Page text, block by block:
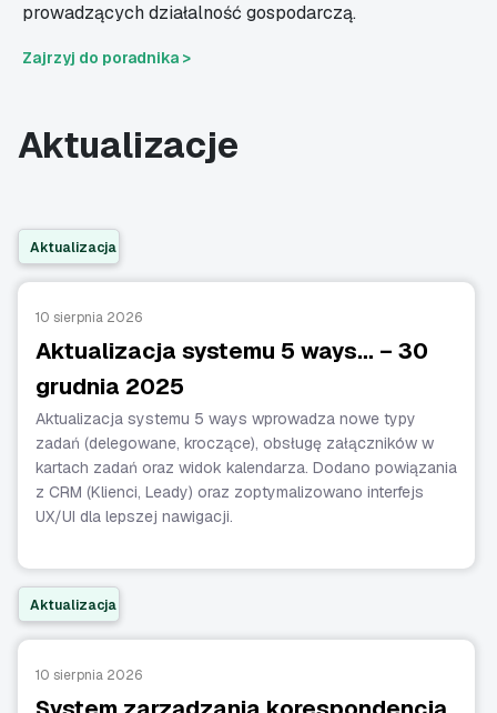
prowadzących działalność gospodarczą.
Zajrzyj do poradnika >
Aktualizacje
Aktualizacja
10 sierpnia 2026
Aktualizacja systemu 5 ways… – 30
grudnia 2025
Aktualizacja systemu 5 ways wprowadza nowe typy
zadań (delegowane, kroczące), obsługę załączników w
kartach zadań oraz widok kalendarza. Dodano powiązania
z CRM (Klienci, Leady) oraz zoptymalizowano interfejs
UX/UI dla lepszej nawigacji.
Aktualizacja
10 sierpnia 2026